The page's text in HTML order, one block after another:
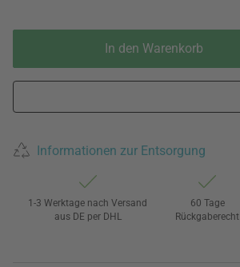
In den Warenkorb
Informationen zur Entsorgung
1-3 Werktage nach Versand
aus DE per DHL
60 Tage
Rückgaberecht